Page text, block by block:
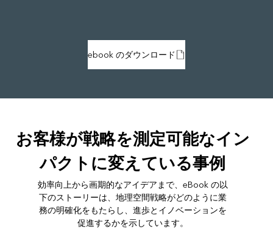
ebook のダウンロード
お客様が戦略を測定可能なイン
パクトに変えている事例
効率向上から画期的なアイデアまで、eBook の以
下のストーリーは、地理空間戦略がどのように業
務の明確化をもたらし、進歩とイノベーションを
促進するかを示しています。